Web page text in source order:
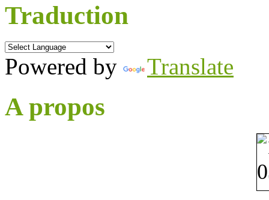
Traduction
Powered by Translate
A propos